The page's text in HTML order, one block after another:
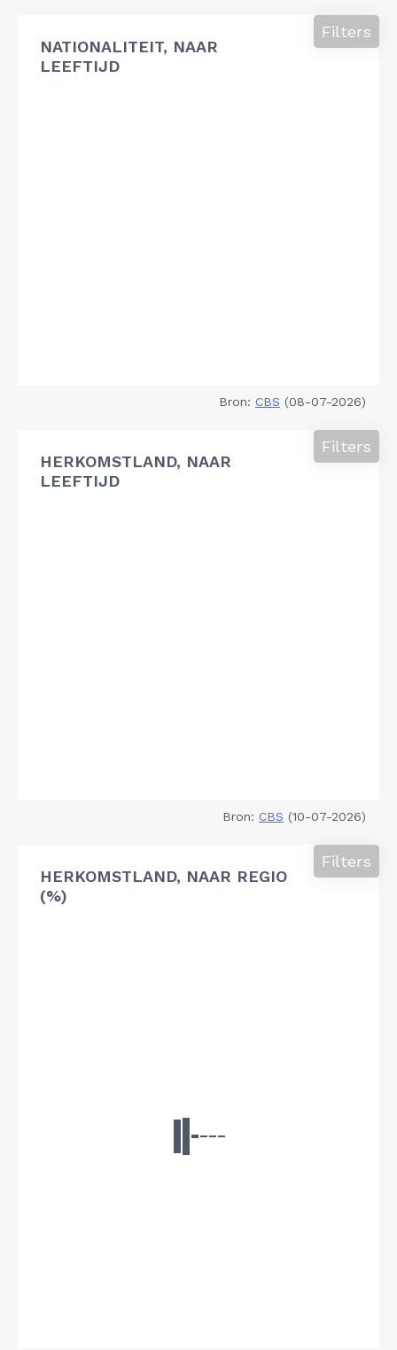
NATIONALITEIT, NAAR
LEEFTIJD
Filters
Bron: CBS (08-07-2026)
HERKOMSTLAND, NAAR
LEEFTIJD
Filters
Bron: CBS (10-07-2026)
HERKOMSTLAND, NAAR REGIO
(%)
Filters